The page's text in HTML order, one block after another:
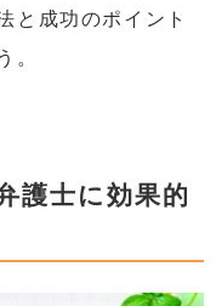
と成功のポイント
。
護士に効果的